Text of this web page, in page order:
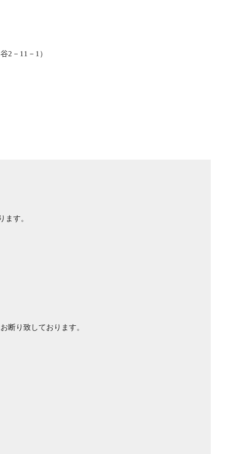
2－11－1）
す。
断り致しております。